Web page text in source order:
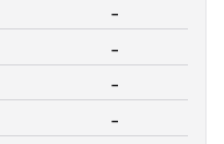
-
-
-
-